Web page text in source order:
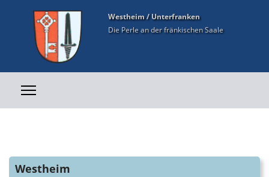
Westheim / Unterfranken
Die Perle an der fränkischen Saale
Westheim